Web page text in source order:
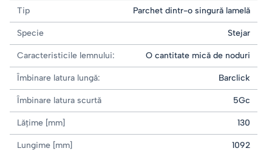
Tip Parchet dintr-o singură lamelă
Specie Stejar
Caracteristicile lemnului: O cantitate mică de noduri
Îmbinare latura lungă: Barclick
Îmbinare latura scurtă 5Gc
Lățime [mm] 130
Lungime [mm] 1092